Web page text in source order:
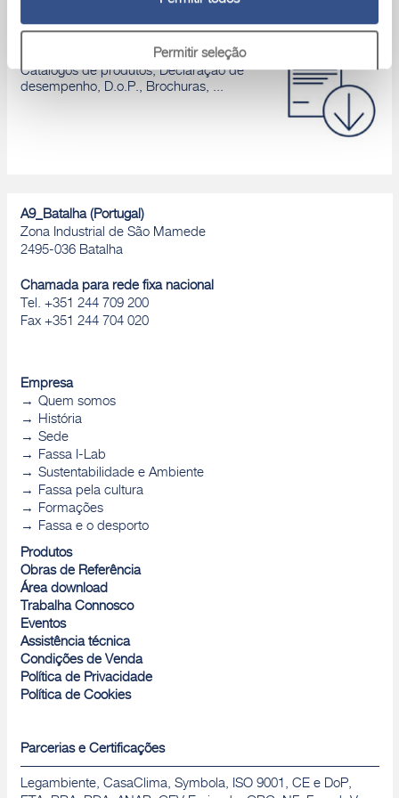
Permitir seleção
Catálogos de produtos, Declaração de
desempenho, D.o.P., Brochuras, ...
A9_Batalha (Portugal)
Zona Industrial de São Mamede
2495-036 Batalha
Chamada para rede fixa nacional
Tel. +351 244 709 200
Fax +351 244 704 020
Empresa
Quem somos
História
Sede
Fassa I-Lab
Sustentabilidade e Ambiente
Fassa pela cultura
Formações
Fassa e o desporto
Produtos
Obras de Referência
Área download
Trabalha Connosco
Eventos
Assistência técnica
Condições de Venda
Política de Privacidade
Política de Cookies
Parcerias e Certificações
Legambiente, CasaClima, Symbola, ISO 9001, CE e DoP,